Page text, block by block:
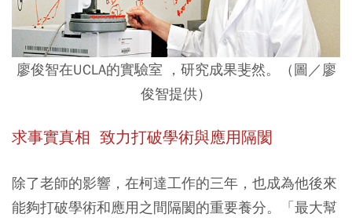
廖俊智在UCLA的實驗室 ，研究成果斐然。（圖／廖
俊智提供）
求事實真相 致力打破學術與應用隔閡
除了老師的影響，在柯達工作的三年，也成為他後來
能夠打破學術和應用之間隔閡的重要養分。「最大幫